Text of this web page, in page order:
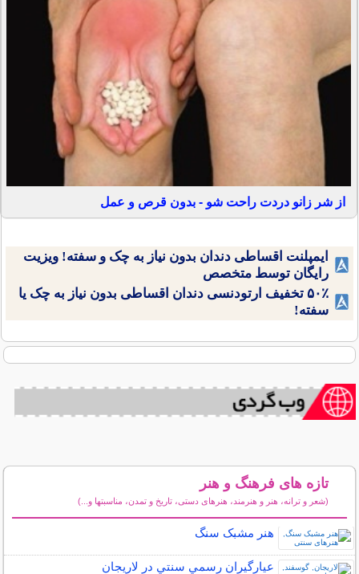
از شر زانو دردت راحت شو - بدون قرص و عمل
ایمپلنت اقساطی دندان بدون نیاز به چک و سفته! ویزیت
رایگان توسط متخصص
۵۰٪ تخفیف ارتودنسی دندان اقساطی بدون نیاز به چک یا
سفته!
تازه های فرهنگ و هنر
(شعر و ترانه، هنر و هنرمند، هنرهای دستی، تاریخ و تمدن، مناسبتها و...)
هنر مشبک سنگ
عيارگيران رسمي سنتي در لاريجان